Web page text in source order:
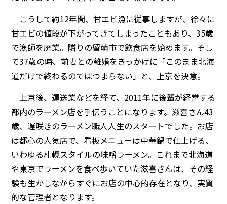
こうして約12年間、甘エビ漁に従事しますが、徐々に
甘エビの値段が下がってきてしまったこともあり、35歳
で漁師を廃業。隣りの留萌市で飲食店を始めます。そし
て37歳の時、前妻との離婚をきっかけに「このまま北海
道だけで終わるのではつまらない」と、上京を決意。
上京後、運送業などを経て、2011年に後輩が経営する
都内のラーメン店を手伝うことになります。滋喜さん43
歳、遅咲きのラーメン職人人生のスタートでした。お店
は都心の人気店で、看板メニューは中華鍋で仕上げる、
いわゆる札幌スタイルの味噌ラーメン。これまで北海道
や東京でラーメンを食べ歩いていた滋喜さんは、その経
験も生かしながらすぐにお店の中心的存在となり、実質
的な管理者となります。